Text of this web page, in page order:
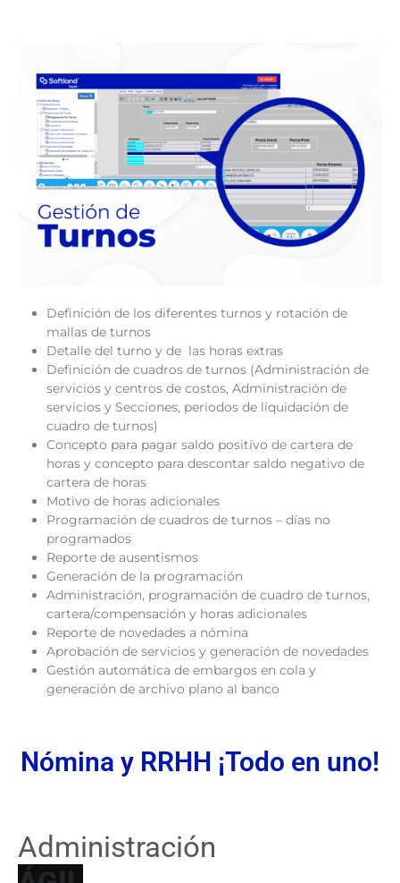
Definición de los diferentes turnos y rotación de
mallas de turnos
Detalle del turno y de las horas extras
Definición de cuadros de turnos (Administración de
servicios y centros de costos, Administración de
servicios y Secciones, periodos de liquidación de
cuadro de turnos)
Concepto para pagar saldo positivo de cartera de
horas y concepto para descontar saldo negativo de
cartera de horas
Motivo de horas adicionales
Programación de cuadros de turnos – días no
programados
Reporte de ausentismos
Generación de la programación
Administración, programación de cuadro de turnos,
cartera/compensación y horas adicionales
Reporte de novedades a nómina
Aprobación de servicios y generación de novedades
Gestión automática de embargos en cola y
generación de archivo plano al banco
Nómina y RRHH ¡Todo en uno!
Administración